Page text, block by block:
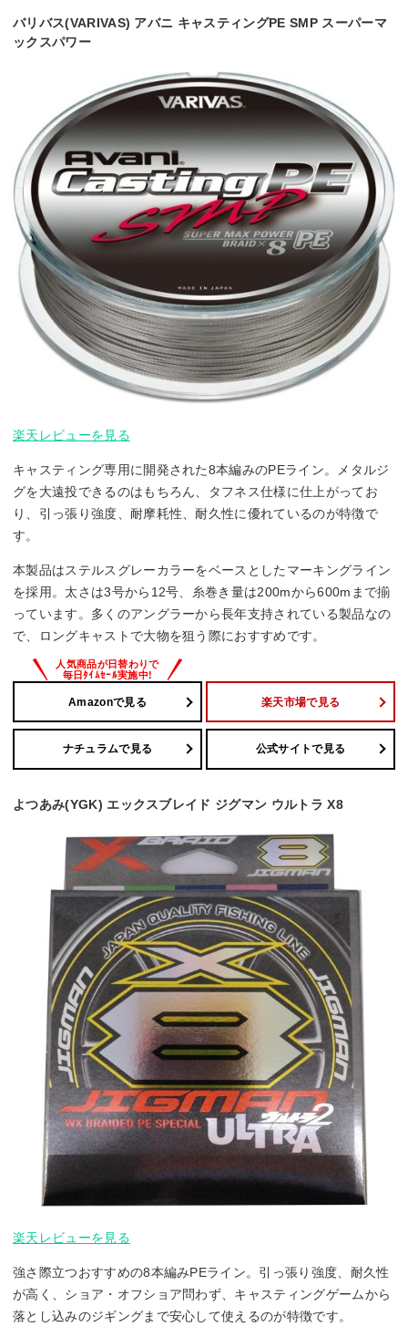
バリバス(VARIVAS) アバニ キャスティングPE SMP スーパーマ
ックスパワー
楽天レビューを見る
キャスティング専用に開発された8本編みのPEライン。メタルジ
グを大遠投できるのはもちろん、タフネス仕様に仕上がってお
り、引っ張り強度、耐摩耗性、耐久性に優れているのが特徴で
す。
本製品はステルスグレーカラーをベースとしたマーキングライン
を採用。太さは3号から12号、糸巻き量は200mから600mまで揃
っています。多くのアングラーから長年支持されている製品なの
で、ロングキャストで大物を狙う際におすすめです。
Amazonで見る 楽天市場で見る
ナチュラムで見る 公式サイトで見る
よつあみ(YGK) エックスブレイド ジグマン ウルトラ X8
楽天レビューを見る
強さ際立つおすすめの8本編みPEライン。引っ張り強度、耐久性
が高く、ショア・オフショア問わず、キャスティングゲームから
落とし込みのジギングまで安心して使えるのが特徴です。